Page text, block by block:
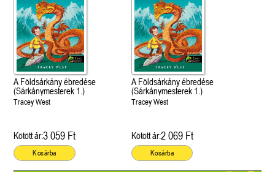
A Földsárkány ébredése
(Sárkánymesterek 1.)
Tracey West
Kötött ár:3 059 Ft
Kosárba
A Földsárkány ébredése
(Sárkánymesterek 1.)
Tracey West
Kötött ár:2 069 Ft
Kosárba